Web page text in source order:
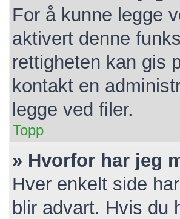
For å kunne legge
aktivert denne
rettigheten kan gis
kontakt en
legge ved filer.
Topp
» Hvorfor har jeg
Hver enkelt side
blir advart. Hvis du